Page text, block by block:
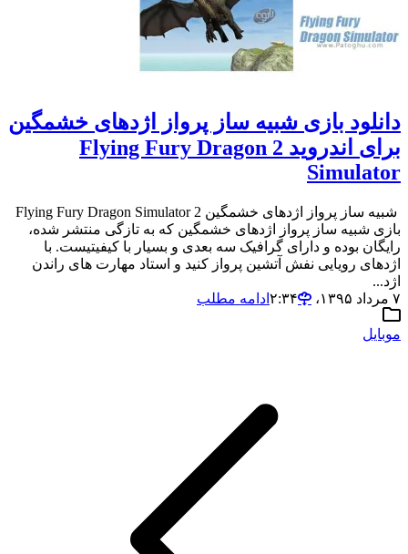
دانلود بازی شبیه ساز پرواز اژدهای خشمگین
برای اندروید 2 Flying Fury Dragon
Simulator
بازی شبیه ساز پرواز اژدهای خشمگین که به تازگی منتشر شده،
رایگان بوده و دارای گرافیک سه بعدی و بسیار با کیفیتیست. با
اژدهای رویایی نفش آتشین پرواز کنید و استاد مهارت های راندن
اژد...
۷ مرداد ۱۳۹۵،‏ ۲:۳۴
ادامه مطلب
موبایل